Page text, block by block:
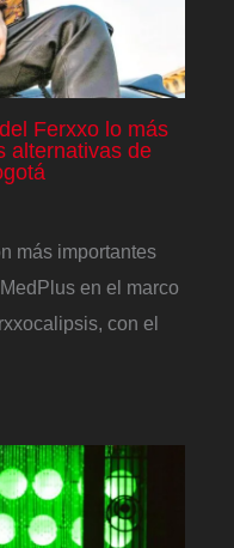
Ferxxo lo más
alternativas de
más importantes
en el marco
con el